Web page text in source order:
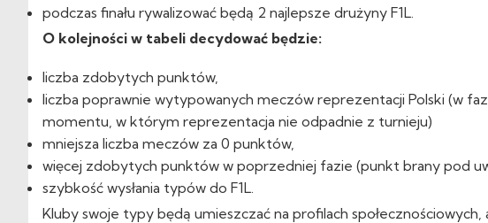
podczas finału rywalizować będą 2 najlepsze drużyny F1L.
O kolejności w tabeli decydować będzie:
liczba zdobytych punktów,
liczba poprawnie wytypowanych meczów reprezentacji Polski (w
momentu, w którym reprezentacja nie odpadnie z turnieju)
mniejsza liczba meczów za 0 punktów,
więcej zdobytych punktów w poprzedniej fazie (punkt brany pod
szybkość wysłania typów do F1L.
Kluby swoje typy będą umieszczać na profilach społecznościowych,